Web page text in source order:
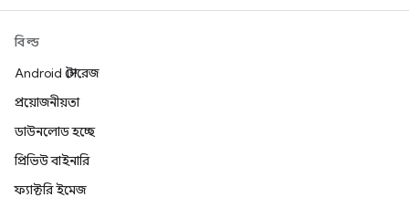
বিল্ড
Android স্টোরেজ
প্রয়োজনীয়তা
ডাউনলোড হচ্ছে
প্রিভিউ বাইনারি
ফ্যাক্টরি ইমেজ